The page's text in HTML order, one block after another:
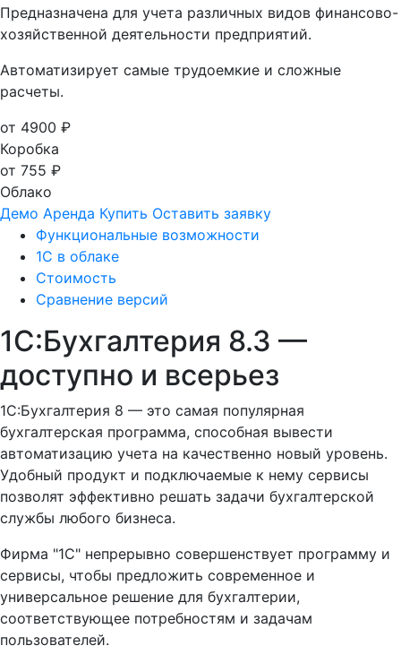
Предназначена для учета различных видов финансово-
хозяйственной деятельности предприятий.
Автоматизирует самые трудоемкие и сложные
расчеты.
от 4900 ₽
Коробка
от 755 ₽
Облако
Демо Аренда Купить Оставить заявку
Функциональные возможности
1С в облаке
Стоимость
Сравнение версий
1С:Бухгалтерия 8.3 —
доступно и всерьез
1C:Бухгалтерия 8 — это самая популярная
бухгалтерская программа, способная вывести
автоматизацию учета на качественно новый уровень.
Удобный продукт и подключаемые к нему сервисы
позволят эффективно решать задачи бухгалтерской
службы любого бизнеса.
Фирма "1С" непрерывно совершенствует программу и
сервисы, чтобы предложить современное и
универсальное решение для бухгалтерии,
соответствующее потребностям и задачам
пользователей.